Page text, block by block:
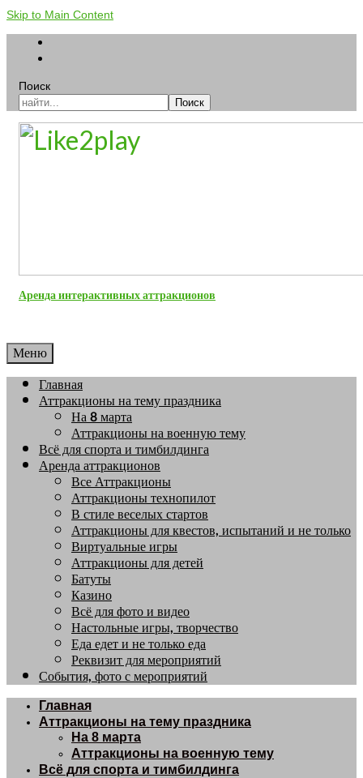
Skip to Main Content
Поиск
Поиск
Аренда интерактивных аттракционов
Меню
Главная
Аттракционы на тему праздника
На 8 марта
Аттракционы на военную тему
Всё для спорта и тимбилдинга
Аренда аттракционов
Все Аттракционы
Аттракционы технопилот
В стиле веселых стартов
Аттракционы для квестов, испытаний и не только
Виртуальные игры
Аттракционы для детей
Батуты
Казино
Всё для фото и видео
Настольные игры, творчество
Еда едет и не только еда
Реквизит для мероприятий
События, фото с мероприятий
Главная
Аттракционы на тему праздника
На 8 марта
Аттракционы на военную тему
Всё для спорта и тимбилдинга